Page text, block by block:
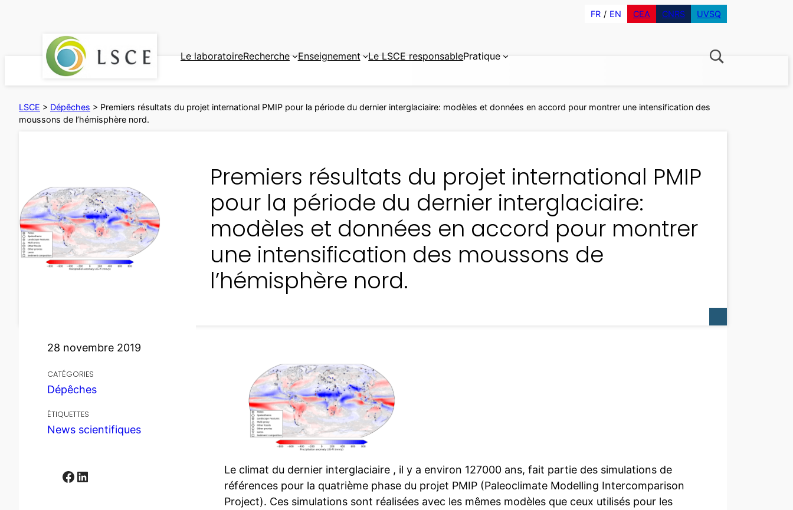
FR EN CEA CNRS UVSQ
Le laboratoireRecherche Enseignement Le LSCE responsablePratique
LSCE > Dépêches > Premiers résultats du projet international PMIP pour la période du dernier interglaciaire: modèles et données en accord pour montrer une intensification des
moussons de l’hémisphère nord.
Premiers résultats du projet international PMIP
pour la période du dernier interglaciaire:
modèles et données en accord pour montrer
une intensification des moussons de
l’hémisphère nord.
28 novembre 2019
CATÉGORIES
Dépêches
ÉTIQUETTES
News scientifiques
Facebook LinkedIn
Le climat du dernier interglaciaire , il y a environ 127000 ans, fait partie des simulations de
références pour la quatrième phase du projet PMIP (Paleoclimate Modelling Intercomparison
Project). Ces simulations sont réalisées avec les mêmes modèles que ceux utilisés pour les